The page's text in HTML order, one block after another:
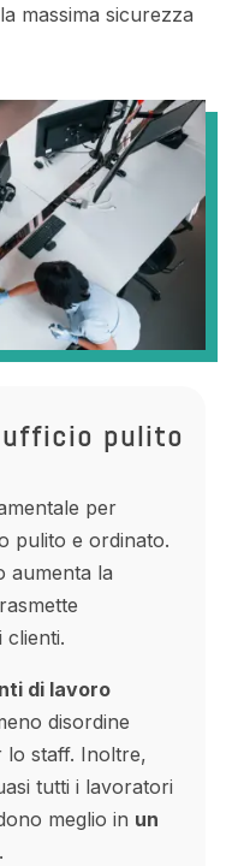
massima sicurezza
ufficio pulito
per
pulito e ordinato.
aumenta la
clienti.
di lavoro
disordine
lo staff. Inoltre,
tutti i lavoratori
meglio in un